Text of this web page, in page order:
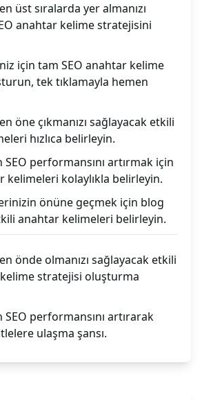
üst sıralarda yer almanızı
anahtar kelime stratejisini
için tam SEO anahtar kelime
tek tıklamayla hemen
öne çıkmanızı sağlayacak etkili
hızlıca belirleyin.
SEO performansını artırmak için
kelimeleri kolaylıkla belirleyin.
önüne geçmek için blog
anahtar kelimeleri belirleyin.
önde olmanızı sağlayacak etkili
stratejisi oluşturma
SEO performansını artırarak
ulaşma şansı.